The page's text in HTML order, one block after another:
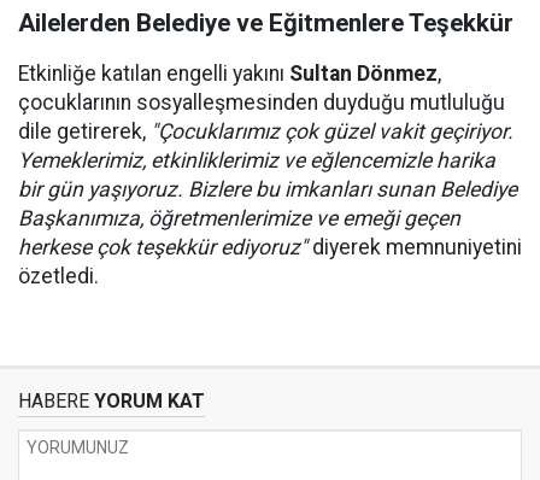
Ailelerden Belediye ve Eğitmenlere Teşekkür
Etkinliğe katılan engelli yakını Sultan Dönmez,
çocuklarının sosyalleşmesinden duyduğu mutluluğu
dile getirerek, "Çocuklarımız çok güzel vakit geçiriyor.
Yemeklerimiz, etkinliklerimiz ve eğlencemizle harika
bir gün yaşıyoruz. Bizlere bu imkanları sunan Belediye
Başkanımıza, öğretmenlerimize ve emeği geçen
herkese çok teşekkür ediyoruz"diyerek memnuniyetini
özetledi.
HABERE YORUM KAT